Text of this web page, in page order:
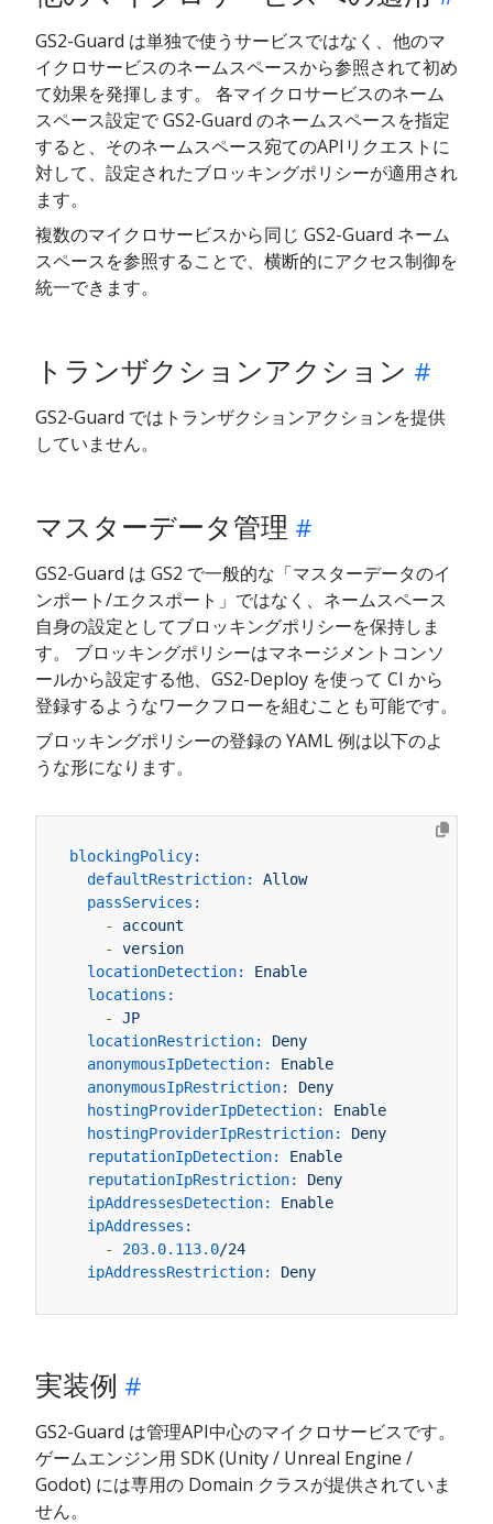
GS2-Guard は単独で使うサービスではなく、他のマ
イクロサービスのネームスペースから参照されて初め
て効果を発揮します。 各マイクロサービスのネーム
スペース設定で GS2-Guard のネームスペースを指定
すると、そのネームスペース宛てのAPIリクエストに
対して、設定されたブロッキングポリシーが適用され
ます。
複数のマイクロサービスから同じ GS2-Guard ネーム
スペースを参照することで、横断的にアクセス制御を
統一できます。
トランザクションアクション
GS2-Guard ではトランザクションアクションを提供
していません。
マスターデータ管理
GS2-Guard は GS2 で一般的な「マスターデータのイ
ンポート/エクスポート」ではなく、ネームスペース
自身の設定としてブロッキングポリシーを保持しま
す。 ブロッキングポリシーはマネージメントコンソ
ールから設定する他、GS2-Deploy を使って CI から
登録するようなワークフローを組むことも可能です。
ブロッキングポリシーの登録の YAML 例は以下のよ
うな形になります。
blockingPolicy:
defaultRestriction:
Allow
passServices:
-
account
-
version
locationDetection:
Enable
locations:
-
JP
locationRestriction:
Deny
anonymousIpDetection:
Enable
anonymousIpRestriction:
Deny
hostingProviderIpDetection:
Enable
hostingProviderIpRestriction:
Deny
reputationIpDetection:
Enable
reputationIpRestriction:
Deny
ipAddressesDetection:
Enable
ipAddresses:
-
203.0.113.0/24
ipAddressRestriction:
Deny
実装例
GS2-Guard は管理API中心のマイクロサービスです。
ゲームエンジン用 SDK (Unity / Unreal Engine /
Godot) には専用の Domain クラスが提供されていま
せん。